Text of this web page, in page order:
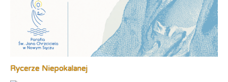
Rycerze Niepokalanej